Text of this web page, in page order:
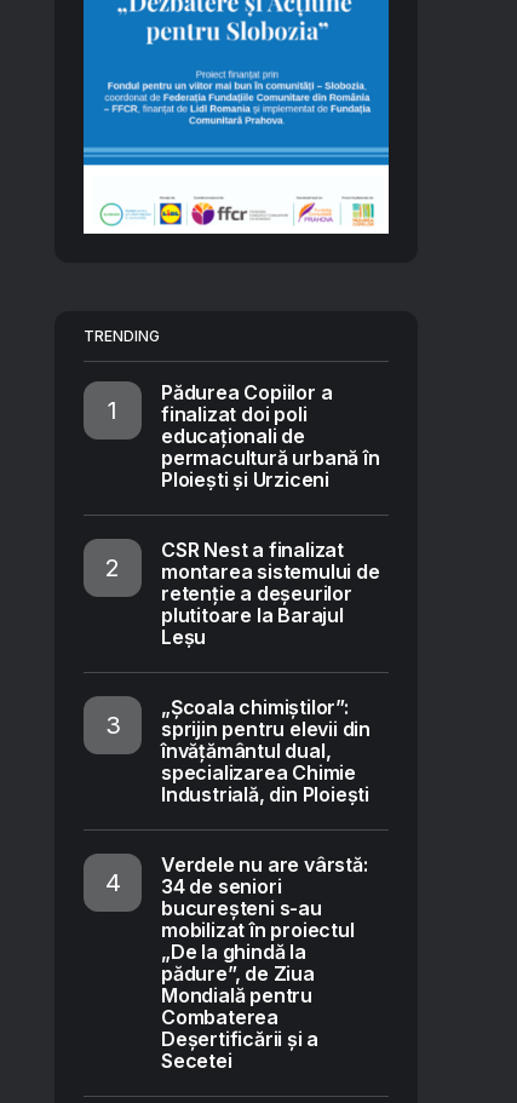
TRENDING
Pădurea Copiilor a
finalizat doi poli
educaționali de
permacultură urbană în
Ploiești și Urziceni
CSR Nest a finalizat
montarea sistemului de
retenție a deșeurilor
plutitoare la Barajul
Leșu
„Școala chimiștilor”:
sprijin pentru elevii din
învățământul dual,
specializarea Chimie
Industrială, din Ploiești
Verdele nu are vârstă:
34 de seniori
bucureșteni s-au
mobilizat în proiectul
„De la ghindă la
pădure”, de Ziua
Mondială pentru
Combaterea
Deșertificării și a
Secetei